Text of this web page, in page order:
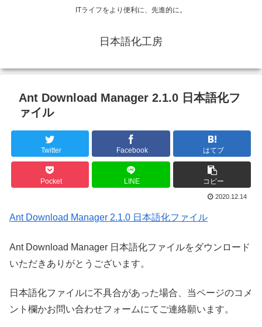
ITライフをより便利に、先進的に。
日本語化工房
Ant Download Manager 2.1.0 日本語化フ
ァイル
Twitter Facebook はてブ
Pocket LINE コピー
2020.12.14
Ant Download Manager 2.1.0 日本語化ファイル
Ant Download Manager 日本語化ファイルをダウンロード
いただきありがとうございます。
日本語化ファイルに不具合があった場合、当ページのコメ
ント欄かお問い合わせフォームにてご連絡願います。